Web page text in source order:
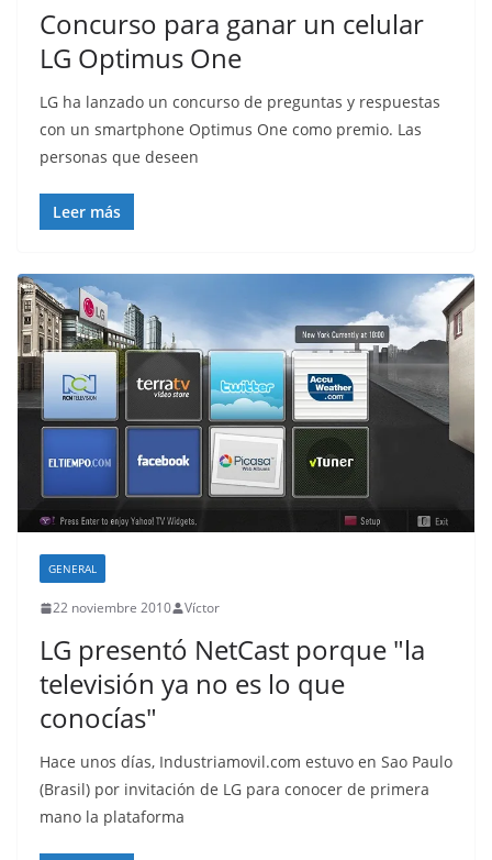
Concurso para ganar un celular
LG Optimus One
LG ha lanzado un concurso de preguntas y respuestas
con un smartphone Optimus One como premio. Las
personas que deseen
Leer más
GENERAL
22 noviembre 2010 Víctor
LG presentó NetCast porque "la
televisión ya no es lo que
conocías"
Hace unos días, Industriamovil.com estuvo en Sao Paulo
(Brasil) por invitación de LG para conocer de primera
mano la plataforma